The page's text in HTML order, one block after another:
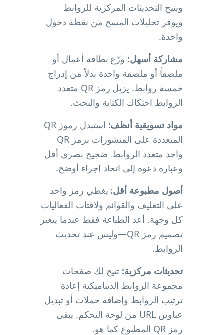
ويتيح التحديثات المركزية للروابط
ويوفر تحليلات المسح من نقطة دخول
واحدة.
مشاركة أسهل: وزّع بطاقة أعمال أو
ملصقاً أو ملصقة واحدة بدلاً من إدراج
خمسة روابط. يزيل رمز QR متعدد
الروابط احتكاك الكتابة والبحث.
مواد تسويقية أنظف:
استبدل رموز QR
المتعددة على المنشورات برمز QR
واحد متعدد الروابط. ضجيج بصري أقل
وعبارة دعوة إلى اتخاذ إجراء أوضح.
أصول مطبوعة أقل: يغطي رمز واحد
على التغليف والقوائم ولافتات الفعاليات
كل وجهة. أعد الطباعة فقط عندما يتغير
تصميم رمز QR—وليس عند تحديث
الروابط.
تحديثات مركزية: تتيح لك صفحات
مجموعة الروابط الديناميكية إعادة
ترتيب الروابط وإضافة حملات أو تبديل
عناوين URL من لوحة التحكم. يبقى
رمز QR المطبوع كما هو.